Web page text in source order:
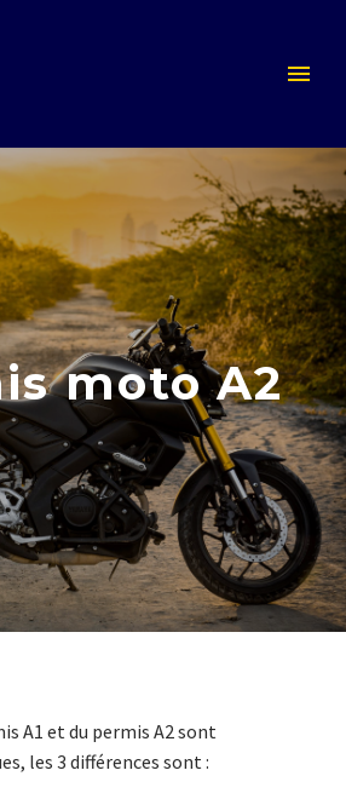
moto A2
A1 et du permis A2 sont
les 3 différences sont :